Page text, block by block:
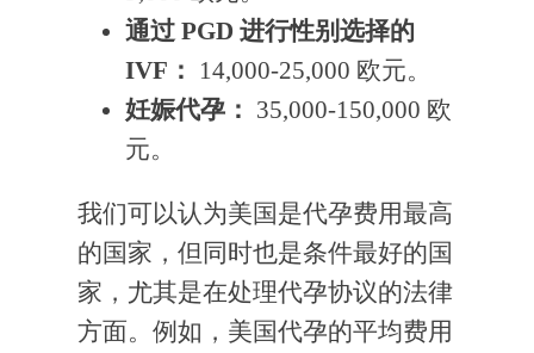
通过 PGD 进行性别选择的
IVF：
14,000-25,000 欧元。
妊娠代孕： 35,000-150,000 欧
元。
我们可以认为美国是代孕费用最高
的国家，但同时也是条件最好的国
家，尤其是在处理代孕协议的法律
方面。例如，美国代孕的平均费用